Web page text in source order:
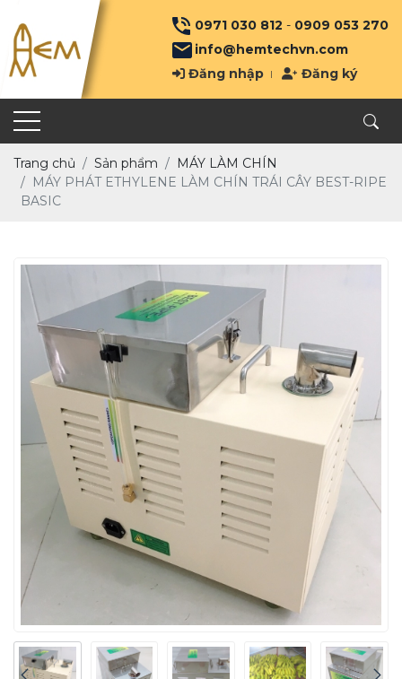
0971 030 812 - 0909 053 270
info@hemtechvn.com
Đăng nhập
Đăng ký
Trang chủ Sản phẩm
MÁY LÀM CHÍN
MÁY PHÁT ETHYLENE LÀM CHÍN TRÁI CÂY BEST-RIPE
BASIC